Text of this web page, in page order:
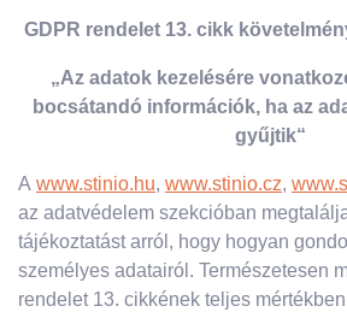
GDPR rendelet 13. cikk
„Az adatok kezelésére
bocsátandó információk, ha az
gyűjtik“
A www.stinio.hu, www.stinio.cz,
az adatvédelem szekcióban
tájékoztatást arról, hogy hogyan
személyes adatairól. Természetesen
rendelet 13. cikkének teljes